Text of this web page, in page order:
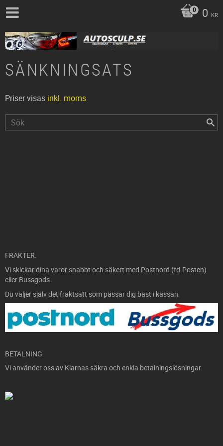
0 KR
SÄNKNINGSATS
Priser visas inkl. moms
FRAKTER.
Vi skickar dina varor snabbt och säkert med Postnord (fd.Posten)
eller Bussgods.
Du väljer själv det fraktsätt som passar dig bäst i kassan.
BETALNING.
Vi använder oss av Klarnas säkra och enkla betalningslösningar.